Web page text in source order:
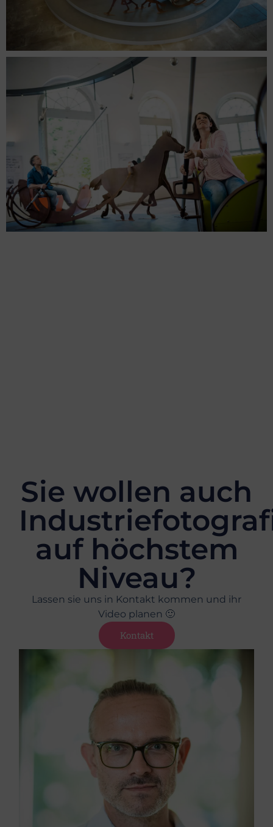
Sie wollen auch
auf höchstem
Niveau?
Lassen sie uns in Kontakt kommen und ihr
Video planen 🙂
Kontakt